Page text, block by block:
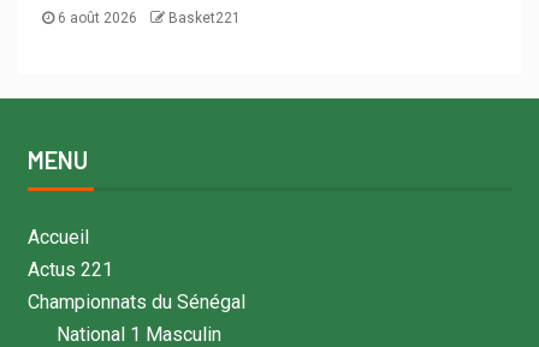
6 août 2026 Basket221
MENU
Accueil
Actus 221
Championnats du Sénégal
National 1 Masculin